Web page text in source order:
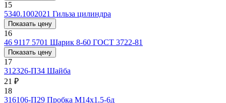
15
5340.1002021 Гильза цилиндра
Показать цену
16
46 9117 5701 Шарик 8-60 ГОСТ 3722-81
Показать цену
17
312326-П34 Шайба
21 ₽
18
316106-П29 Пробка М14х1.5-6д